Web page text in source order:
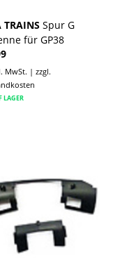
TRAINS Spur G
für GP38
MwSt. | zzgl.
LAGER